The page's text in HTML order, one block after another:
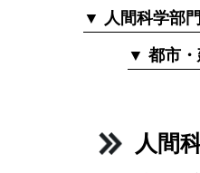
▼ 人間科学部門
▼ 都市・
人間